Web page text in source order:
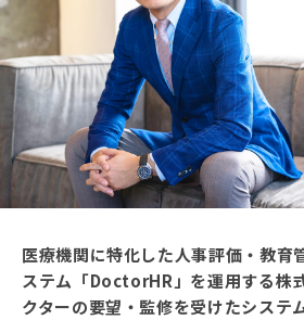
医療機関に特化した人事評価・教育
ステム「DoctorHR」を運用する株
クターの要望・監修を受けたシステ